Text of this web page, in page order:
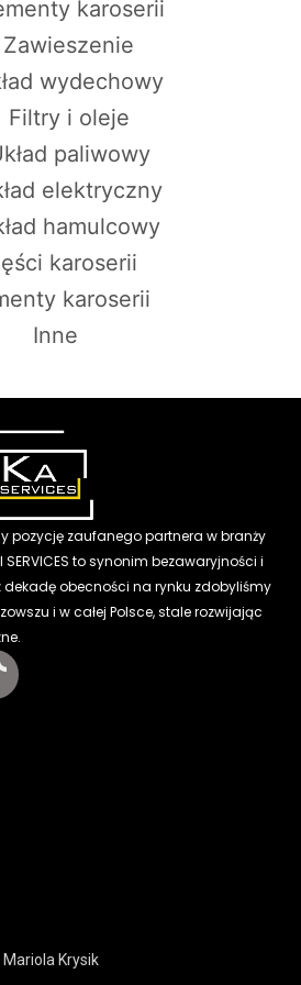
karoserii
Zawieszenie
wydechowy
Filtry i oleje
paliwowy
elektryczny
hamulcowy
karoserii
karoserii
Inne
pozycję zaufanego partnera w branży
SERVICES to synonim bezawaryjności i
dekadę obecności na rynku zdobyliśmy
i w całej Polsce, stale rozwijając
Mariola Krysik